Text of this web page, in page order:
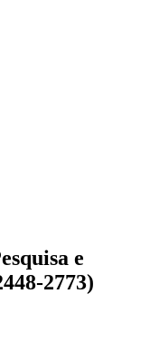
e
2773)